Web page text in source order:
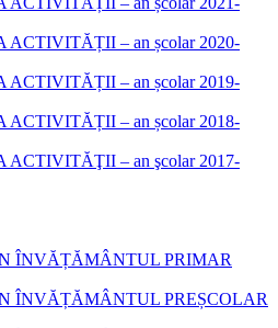
ACTIVITĂȚII – an școlar 2020-
ACTIVITĂȚII – an școlar 2019-
ACTIVITĂȚII – an școlar 2018-
ACTIVITĂŢII – an şcolar 2017-
ÎNVĂȚĂMÂNTUL PRIMAR
ÎNVĂȚĂMÂNTUL PREȘCOLAR